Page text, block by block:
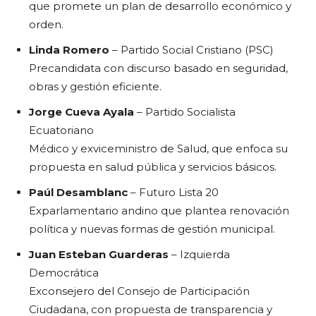
que promete un plan de desarrollo económico y
orden.
Linda Romero – Partido Social Cristiano (PSC)
Precandidata con discurso basado en seguridad,
obras y gestión eficiente.
Jorge Cueva Ayala – Partido Socialista
Ecuatoriano
Médico y exviceministro de Salud, que enfoca su
propuesta en salud pública y servicios básicos.
Paúl Desamblanc – Futuro Lista 20
Exparlamentario andino que plantea renovación
política y nuevas formas de gestión municipal.
Juan Esteban Guarderas – Izquierda
Democrática
Exconsejero del Consejo de Participación
Ciudadana, con propuesta de transparencia y